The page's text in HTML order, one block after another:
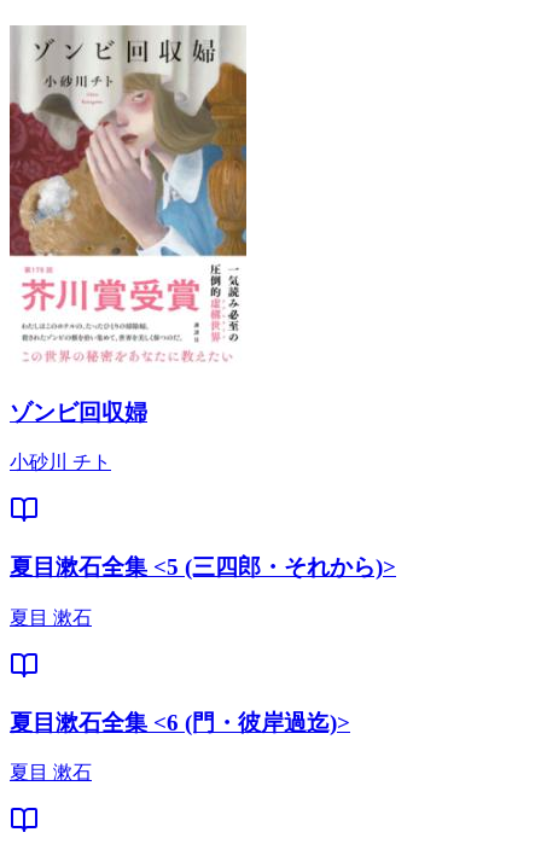
ゾンビ回収婦
小砂川 チト
夏目漱石全集 <5 (三四郎・それから)>
夏目 漱石
夏目漱石全集 <6 (門・彼岸過迄)>
夏目 漱石